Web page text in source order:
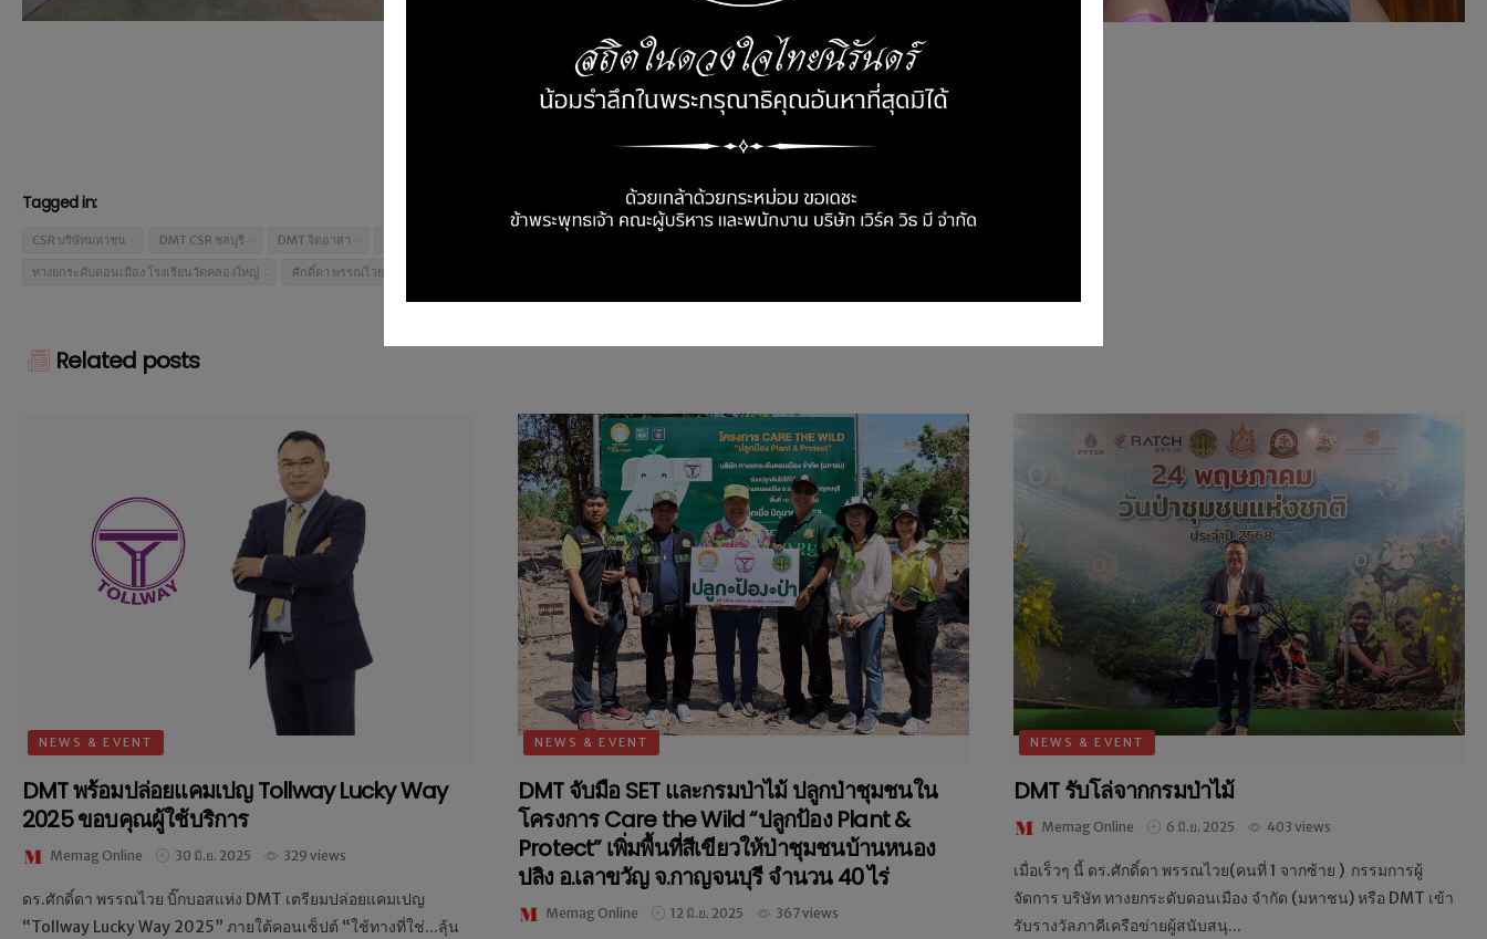
Tagged in:
CSR บริษัทมหาชน DMT CSR ชลบุรี DMT จิตอาสา
ทางยกระดับดอนเมือง โรงเรียนวัดคลองใหญ่ ศักดิ์ดา พรรณไวย DMT
Share on:
Related posts
NEWS & EVENT
DMT พร้อมปล่อยแคมเปญ Tollway Lucky Way
2025 ขอบคุณผู้ใช้บริการ
Memag Online 30 มิ.ย. 2025 329 views
ดร.ศักดิ์ดา พรรณไวย บิ๊กบอสแห่ง DMT เตรียมปล่อยแคมเปญ
“Tollway Lucky Way 2025” ภายใต้คอนเซ็ปต์ “ใช้ทางที่ใช่...ลุ้น
NEWS & EVENT
DMT จับมือ SET และกรมป่าไม้ ปลูกป่าชุมชนใน
โครงการ Care the Wild “ปลูกป้อง Plant &
Protect” เพิ่มพื้นที่สีเขียวให้ป่าชุมชนบ้านหนอง
ปลิง อ.เลาขวัญ จ.กาญจนบุรี จำนวน 40 ไร่
Memag Online 12 มิ.ย. 2025 367 views
NEWS & EVENT
DMT รับโล่จากกรมป่าไม้
Memag Online 6 มิ.ย. 2025 403 views
เมื่อเร็วๆ นี้ ดร.ศักดิ์ดา พรรณไวย(คนที่ 1 จากซ้าย ) กรรมการผู้
จัดการ บริษัท ทางยกระดับดอนเมือง จำกัด (มหาชน) หรือ DMT เข้า
รับรางวัลภาคีเครือข่ายผู้สนับสนุ...